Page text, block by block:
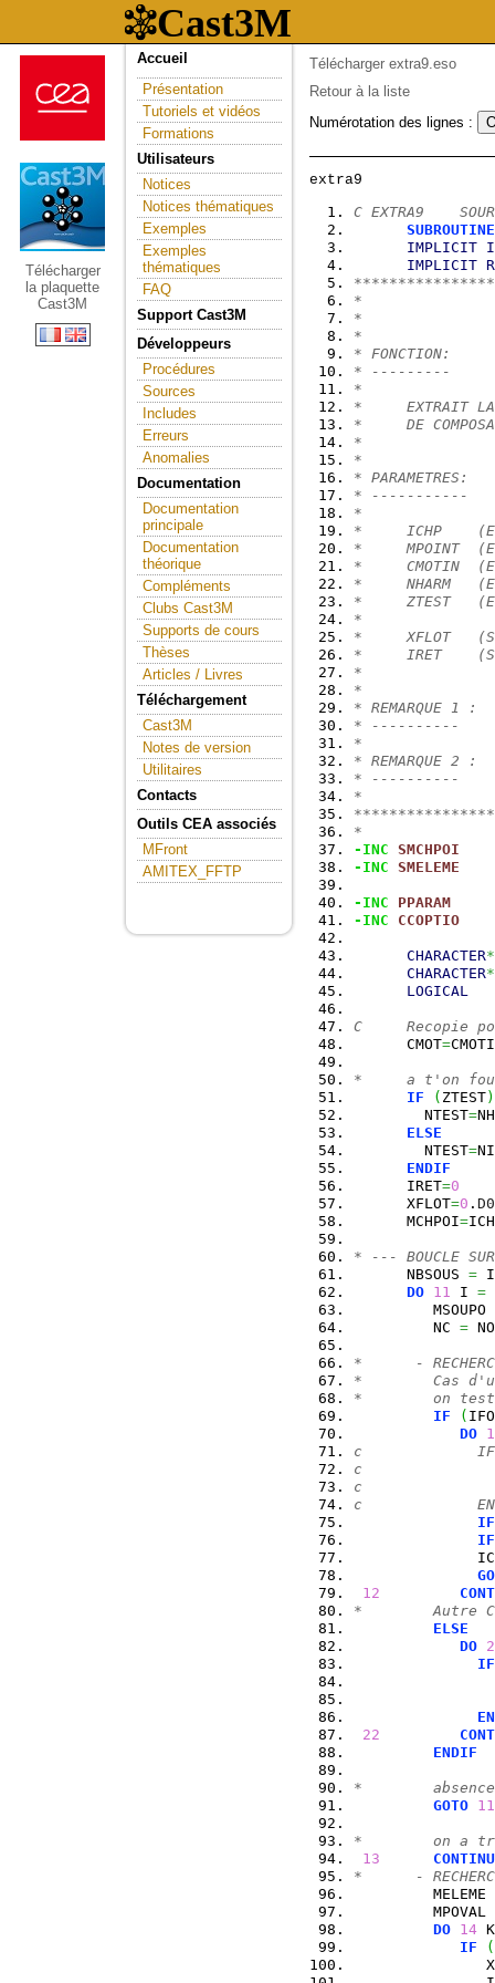
Télécharger
la plaquette
Cast3M
Accueil
Présentation
Tutoriels et vidéos
Formations
Utilisateurs
Notices
Notices thématiques
Exemples
Exemples
thématiques
FAQ
Support Cast3M
Développeurs
Procédures
Sources
Includes
Erreurs
Anomalies
Documentation
Documentation
principale
Documentation
théorique
Compléments
Clubs Cast3M
Supports de cours
Thèses
Articles / Livres
Téléchargement
Cast3M
Notes de version
Utilitaires
Contacts
Outils CEA associés
MFront
AMITEX_FFTP
Télécharger extra9.eso
Retour à la liste
Numérotation des lignes :
C EXTRA9
SUBROUTINE
IMPLICIT
IMPLICIT
*
*
*
* FONCTION:
* ---------
*
*     EXTRAIT LA
*     DE
*
*
* PARAMETRES:
* -----------
*
*     ICHP    (E)
*     MPOINT  (E)
*     CMOTIN  (E)
*     NHARM   (E)
*     ZTEST   (E)
*
*     XFLOT   (S)
*     IRET    (S) = |
*                   |
*
* REMARQUE 1 :
* ----------
*
* REMARQUE 2 :
* ----------
*
*
-INC SMCHPOI
-INC SMELEME
-INC
PPARAM
-INC
CCOPTIO
CHARACTER*
CHARACTER*
LOGICAL
C     Recopie
      CMOT
=
*     a t'on
IF
( ZTEST)
        NTEST
=
ELSE
        NTEST
=
ENDIF
      IRET
=0
      XFLOT
=0 . D0
      MCHPOI
=
* --- BOUCLE SUR
      NBSOUS
=
DO 11 I =
         MSOUPO
         NC
=
*      -
*        Cas d'un
*        on
IF
(
DO
c             IF
c
c
c
IF
IF
12
*        Autre
ELSE
DO
IF
22
ENDIF
*
GOTO 11
*        on a
13
*      -
         MELEME
         MPOVAL
DO 14
IF
(